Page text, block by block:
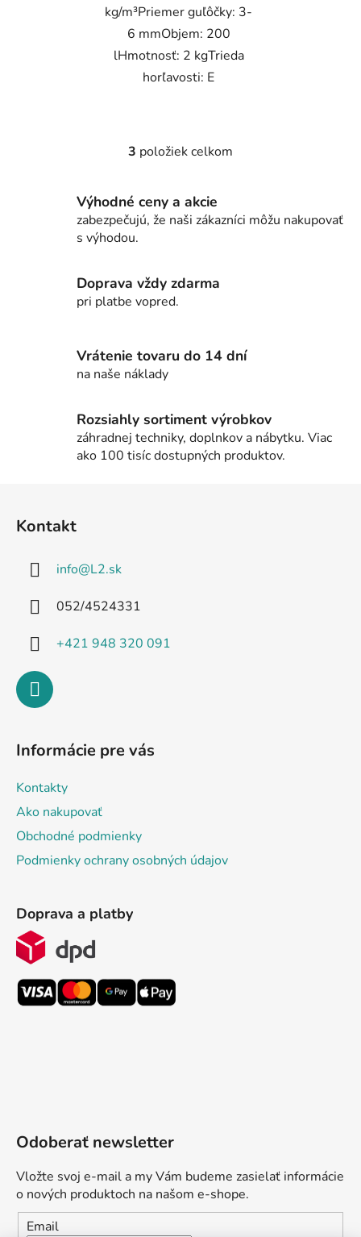
kg/m³Priemer guľôčky: 3-
6 mmObjem: 200
lHmotnosť: 2 kgTrieda
horľavosti: E
O
á
d
i
v
ý
p
i
3 položiek celkom
Výhodné ceny a akcie
zabezpečujú, že naši zákazníci môžu nakupovať
s výhodou.
Doprava vždy zdarma
pri platbe vopred.
Vrátenie tovaru do 14 dní
na naše náklady
Rozsiahly sortiment výrobkov
záhradnej techniky, doplnkov a nábytku. Viac
ako 100 tisíc dostupných produktov.
Kontakt
info@L2.sk
052/4524331
+421 948 320 091
Informácie pre vás
Kontakty
Ako nakupovať
Obchodné podmienky
Podmienky ochrany osobných údajov
Doprava a platby
Odoberať newsletter
Vložte svoj e-mail a my Vám budeme zasielať informácie
o nových produktoch na našom e-shope.
Email